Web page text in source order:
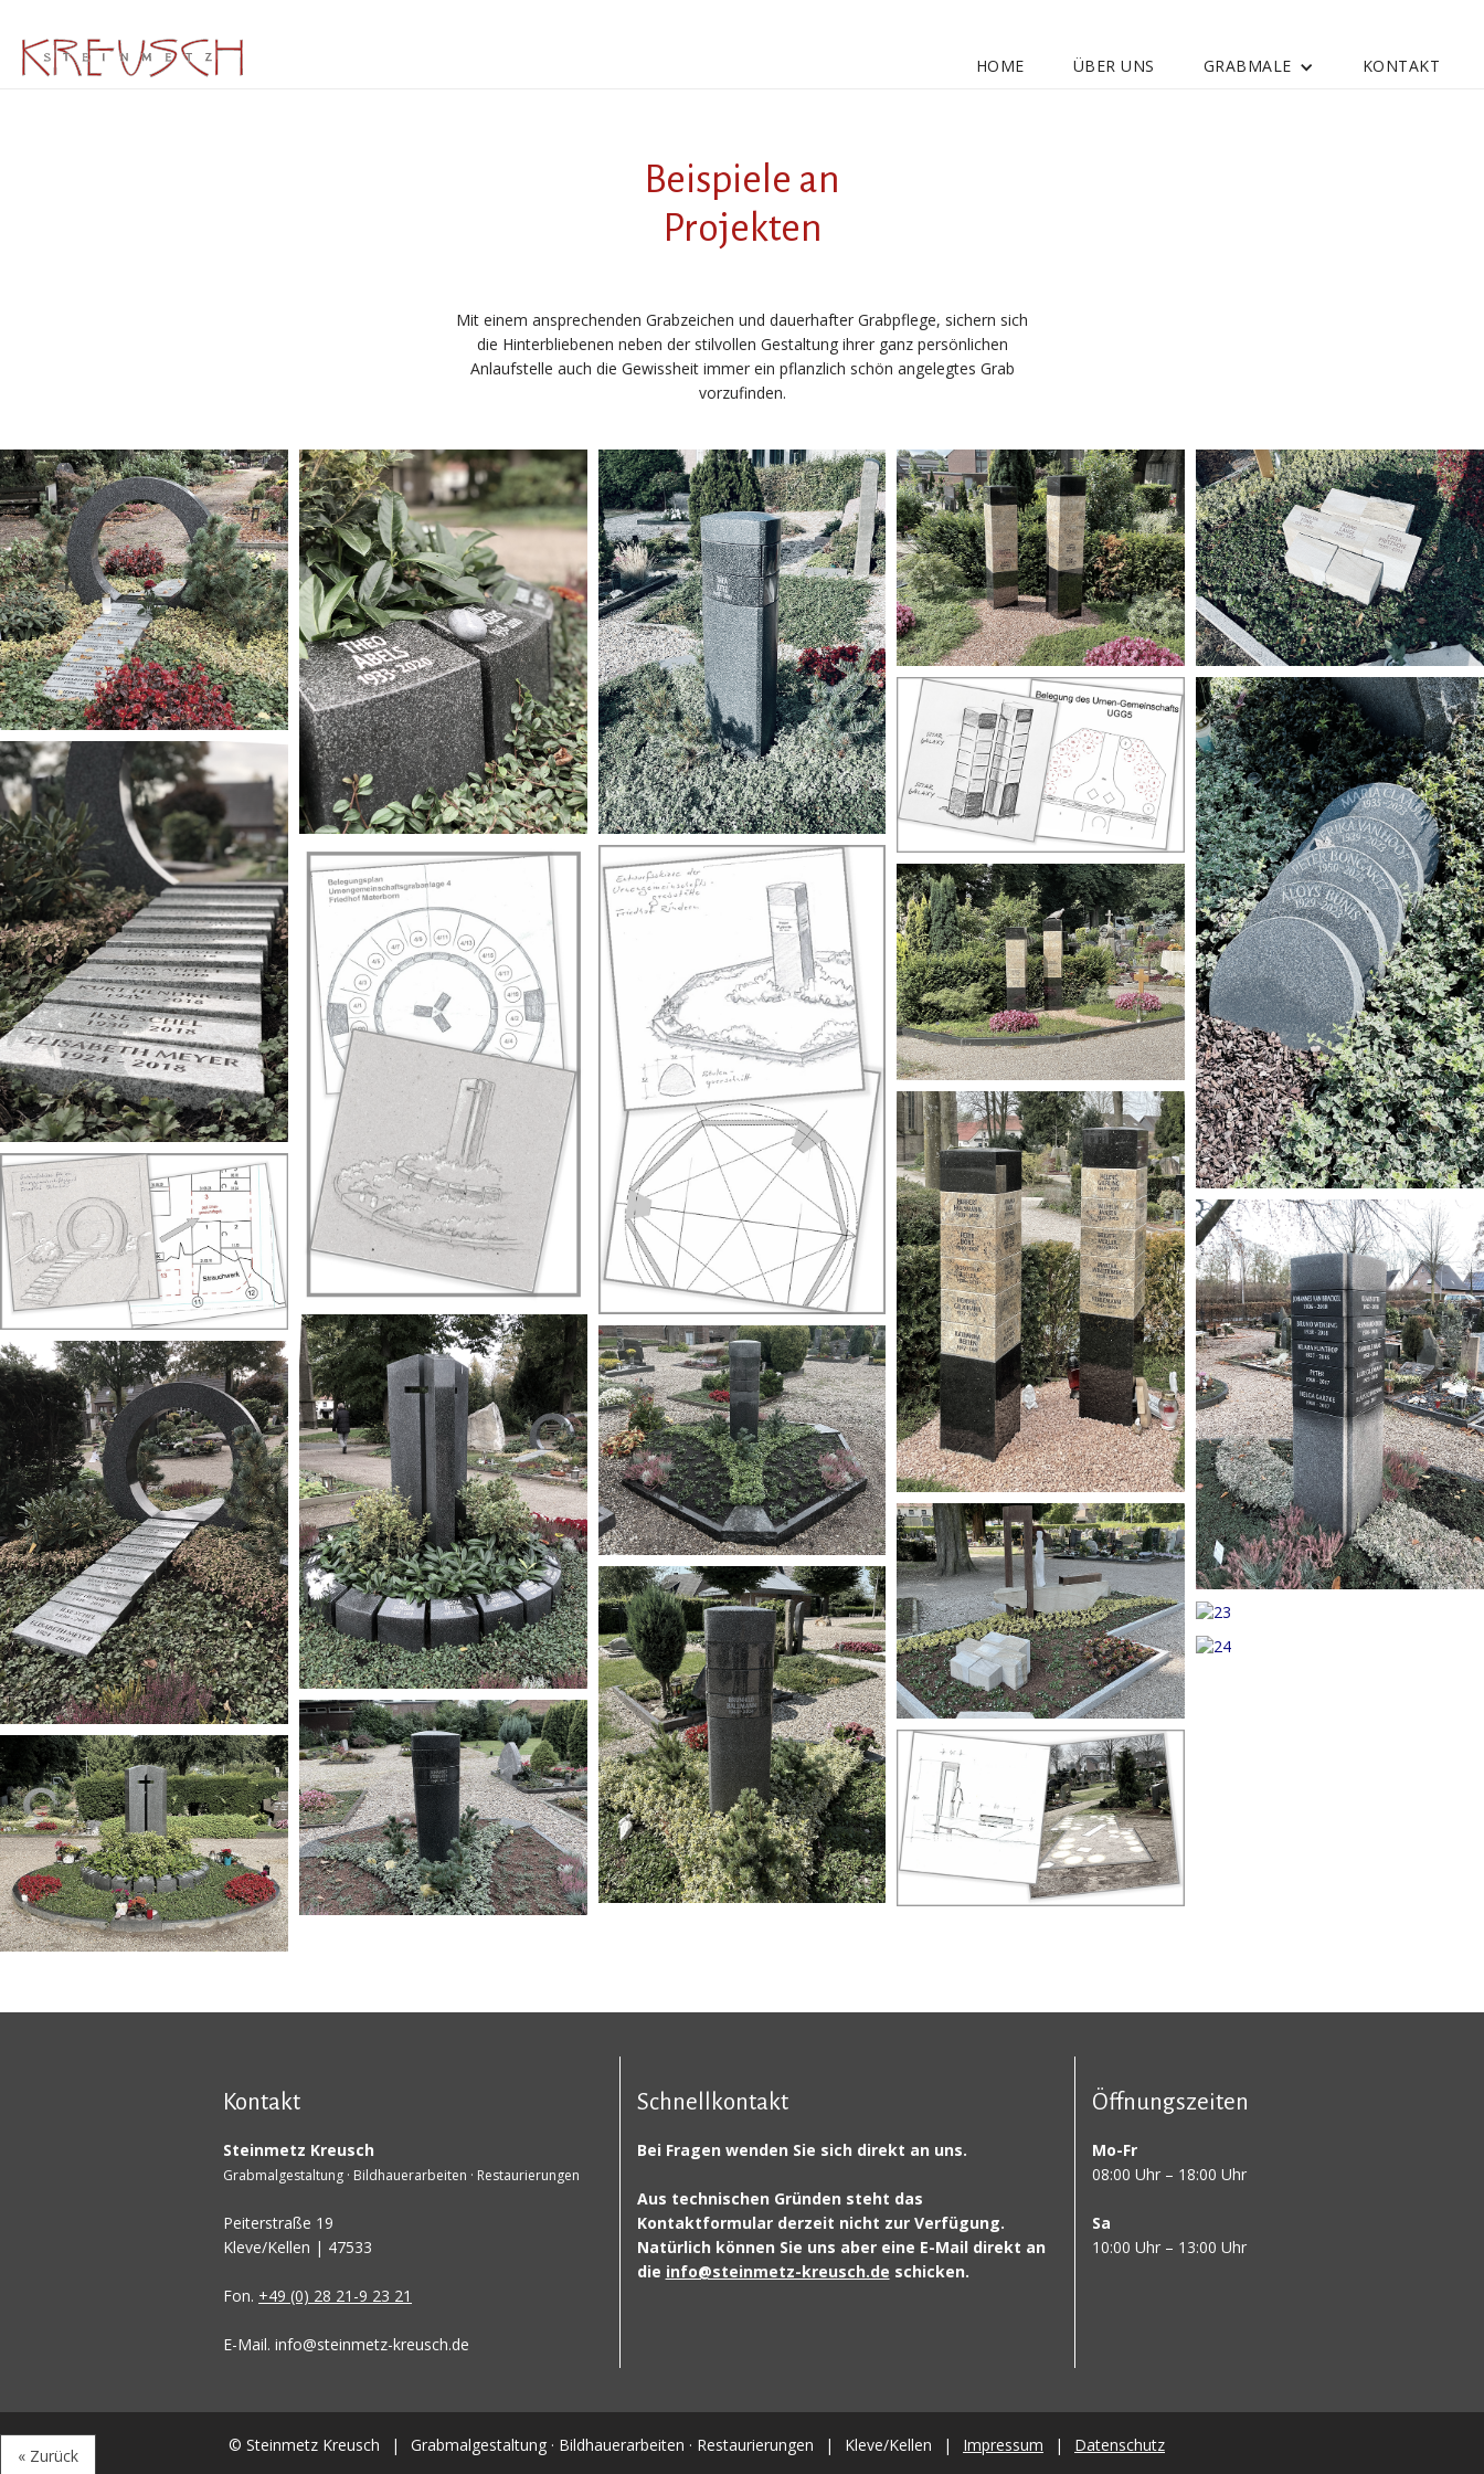
HOME ÜBER UNS GRABMALE KONTAKT
Beispiele an
Projekten
Mit einem ansprechenden Grabzeichen und dauerhafter Grabpflege, sichern sich
die Hinterbliebenen neben der stilvollen Gestaltung ihrer ganz persönlichen
Anlaufstelle auch die Gewissheit immer ein pflanzlich schön angelegtes Grab
vorzufinden.
« Zurück
Kontakt
Steinmetz Kreusch
Grabmalgestaltung · Bildhauerarbeiten · Restaurierungen
Peiterstraße 19
Kleve/Kellen | 47533
Fon. +49 (0) 28 21-9 23 21
E-Mail. info@steinmetz-kreusch.de
Schnellkontakt
Bei Fragen wenden Sie sich direkt an uns.
Aus technischen Gründen steht das
Kontaktformular derzeit nicht zur Verfügung.
Natürlich können Sie uns aber eine E-Mail direkt an
die info@steinmetz-kreusch.de schicken.
Öffnungszeiten
Mo-Fr
08:00 Uhr – 18:00 Uhr
Sa
10:00 Uhr – 13:00 Uhr
© Steinmetz Kreusch | Grabmalgestaltung · Bildhauerarbeiten · Restaurierungen | Kleve/Kellen | Impressum | Datenschutz